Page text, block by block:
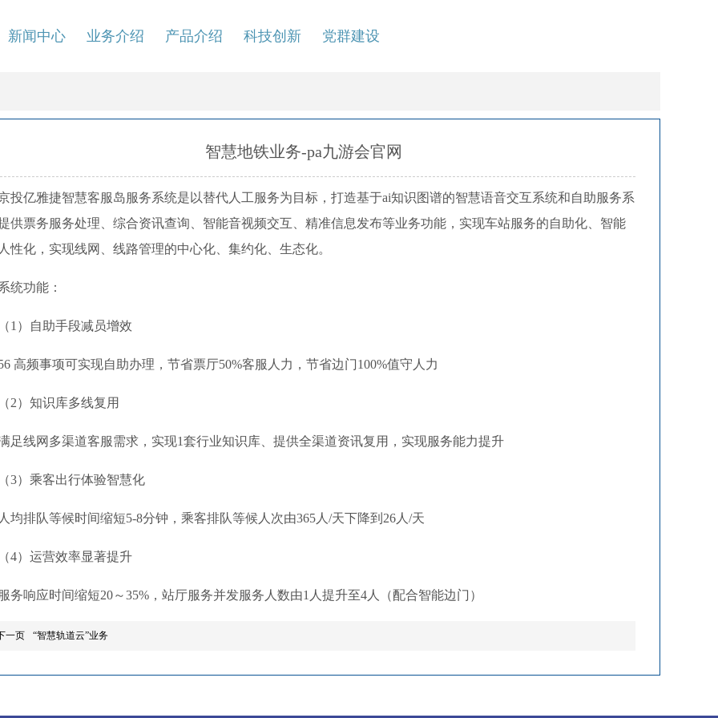
新闻中心 业务介绍 产品介绍 科技创新 党群建设
智慧地铁业务-pa九游会官网
投亿雅捷智慧客服岛服务系统是以替代人工服务为目标，打造基于ai知识图谱的智慧语音交互系统和自助服务系
供票务服务处理、综合资讯查询、智能音视频交互、精准信息发布等业务功能，实现车站服务的自助化、智能
性化，实现线网、线路管理的中心化、集约化、生态化。
统功能：
1）自助手段减员增效
高频事项可实现自助办理，节省票厅50%客服人力，节省边门100%值守人力
2）知识库多线复用
足线网多渠道客服需求，实现1套行业知识库、提供全渠道资讯复用，实现服务能力提升
3）乘客出行体验智慧化
均排队等候时间缩短5-8分钟，乘客排队等候人次由365人/天下降到26人/天
4）运营效率显著提升
务响应时间缩短20～35%，站厅服务并发服务人数由1人提升至4人（配合智能边门）
一页 “智慧轨道云”业务